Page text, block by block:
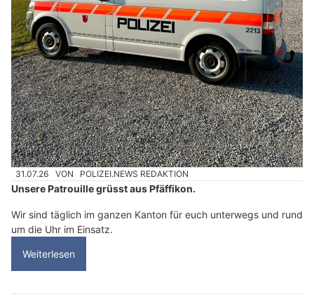
31.07.26 VON POLIZEI.NEWS REDAKTION
Unsere Patrouille grüsst aus Pfäffikon.
Wir sind täglich im ganzen Kanton für euch unterwegs und rund
um die Uhr im Einsatz.
Weiterlesen